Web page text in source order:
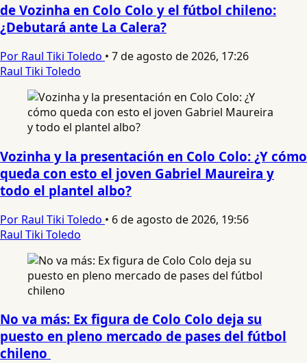
de Vozinha en Colo Colo y el fútbol chileno:
¿Debutará ante La Calera?
Por Raul Tiki Toledo • 7 de agosto de 2026, 17:26
Raul Tiki Toledo
Vozinha y la presentación en Colo Colo: ¿Y cómo
queda con esto el joven Gabriel Maureira y
todo el plantel albo?
Por Raul Tiki Toledo • 6 de agosto de 2026, 19:56
Raul Tiki Toledo
No va más: Ex figura de Colo Colo deja su
puesto en pleno mercado de pases del fútbol
chileno